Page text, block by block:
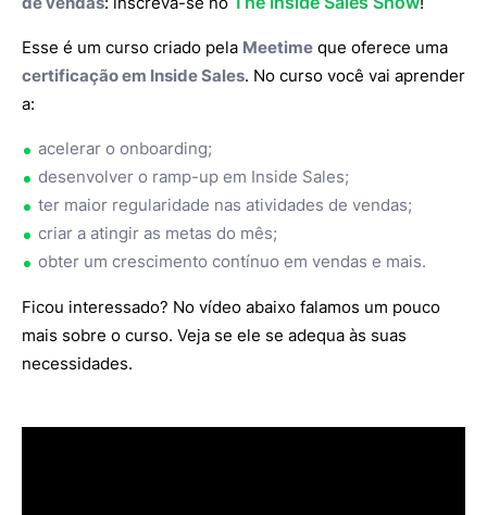
Esse é um curso criado pela Meetime que oferece uma
certificação em Inside Sales. No curso você vai aprender
a:
acelerar o onboarding;
desenvolver o ramp-up em Inside Sales;
ter maior regularidade nas atividades de vendas;
criar a atingir as metas do mês;
obter um crescimento contínuo em vendas e mais.
Ficou interessado? No vídeo abaixo falamos um pouco
mais sobre o curso. Veja se ele se adequa às suas
necessidades.